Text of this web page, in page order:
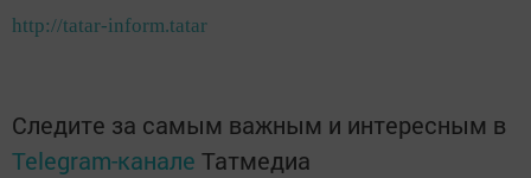
http://tatar-inform.tatar
Следите за самым важным и интересным в
Telegram-канале Татмедиа